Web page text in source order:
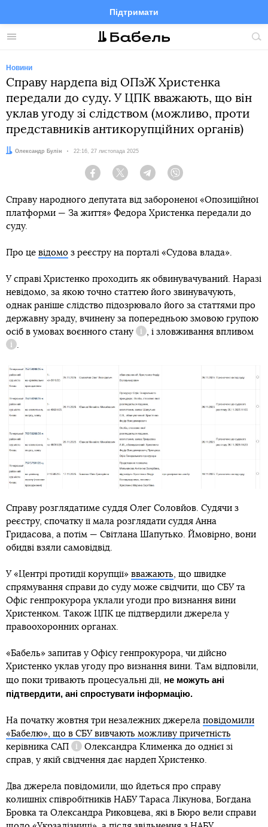
Меню
Підтримати
FacebookTelegramTwitter
Новини
Справу нардепа від ОПзЖ Христенка
передали до суду. У ЦПК вважають, що він
уклав угоду зі слідством (можливо, проти
представників антикорупційних органів)
Автор:
Олександр Булін Дата:
22:16, 27 листопада 2025
Facebook Twitter Telegram
Справу народного депутата від забороненої «Опозиційної
платформи — За життя» Федора Христенка передали до
суду.
Про це відомо з реєстру на порталі «Судова влада».
У справі Христенко проходить як обвинувачуваний. Наразі
невідомо, за якою точно статтею його звинувачують,
однак раніше слідство підозрювало його за статтями про
державну зраду, вчинену за попередньою змовою групою
осіб в умовах воєнного стану
Довідка
, і зловживання впливом
Довідка
.
Справу розглядатиме суддя Олег Соловйов. Судячи з
реєстру, спочатку її мала розглядати суддя Анна
Гридасова, а потім — Світлана Шапутько. Ймовірно, вони
обидві взяли самовідвід.
У «Центрі протидії корупції» вважають , що швидке
спрямування справи до суду може свідчити, що СБУ та
Офіс генпрокурора уклали угоди про визнання вини
Христенком. Також ЦПК це підтвердили джерела у
правоохоронних органах.
«Бабель» запитав у Офісу генпрокурора, чи дійсно
Христенко уклав угоду про визнання вини. Там відповіли,
що поки тривають процесуальні дії, не можуть ані
підтвердити, ані спростувати інформацію.
На початку жовтня три незалежних джерела повідомили
«Бабелю», що в СБУ вивчають можливу причетність
керівника САП
Довідка
Олександра Клименка до однієї зі
справ, у якій свідчення дає нардеп Христенко.
Два джерела повідомили, що йдеться про справу
колишніх співробітників НАБУ Тараса Лікунова, Богдана
Бровка та Олександра Риковцева, які в Бюро вели справи